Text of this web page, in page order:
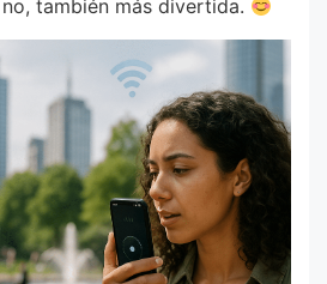
también más divertida.